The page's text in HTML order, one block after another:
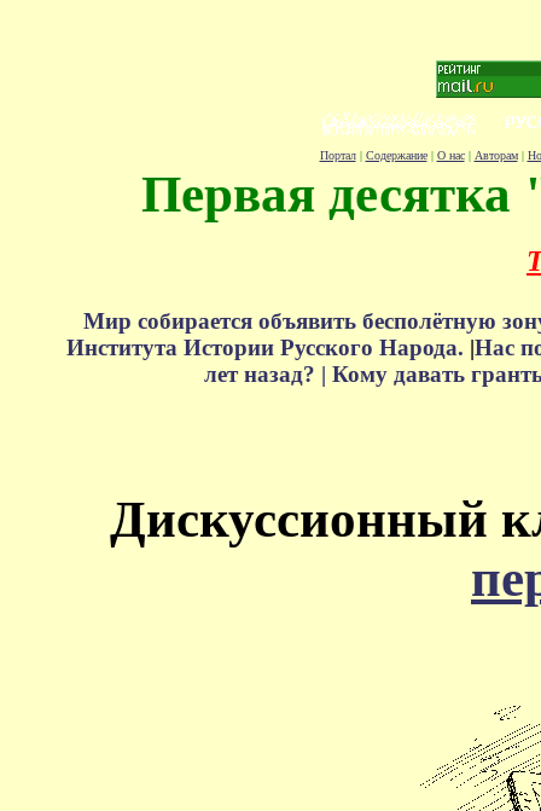
Портал| Содержание| О нас| Авторам|
Первая десятка
Мир собирается объявить бесполётную
Института Истории Русского Народа. |Нас
лет назад? | Кому давать
Дискуссионный